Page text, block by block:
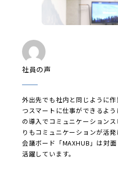
社員の声
外出先でも社内と同じように
つスマートに仕事ができるよ
の導入でコミュニケーション
りもコミュニケーションが活
会議ボード「MAXHUB」は対
活躍しています。